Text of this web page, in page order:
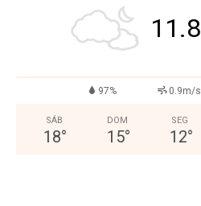
11.8
97% 0.9m/s
SÁB
18°
DOM
15°
SEG
12°